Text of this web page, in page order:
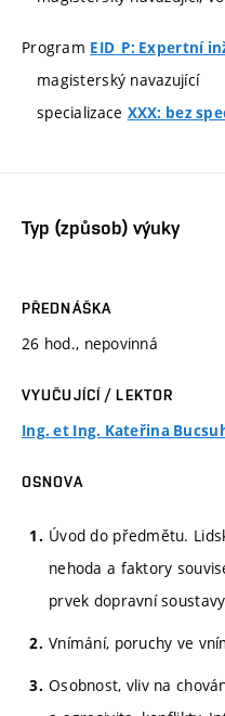
Program EID_P: Expertní
magisterský navazující
specializace XXX: bez
Typ (způsob) výuky
PŘEDNÁŠKA
26 hod., nepovinná
VYUČUJÍCÍ / LEKTOR
Ing. et Ing. Kateřina
OSNOVA
Úvod do předmětu.
nehoda a faktory
prvek dopravní soustavy
Vnímání, poruchy ve
Osobnost, vliv na